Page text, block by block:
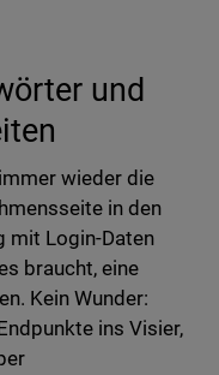
und
wieder die
in den
mit Login-Daten
braucht, eine
Kein Wunder:
ins Visier,